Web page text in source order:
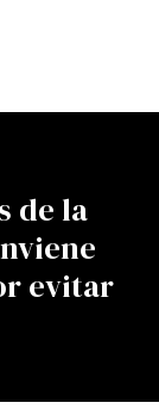
de la
evitar